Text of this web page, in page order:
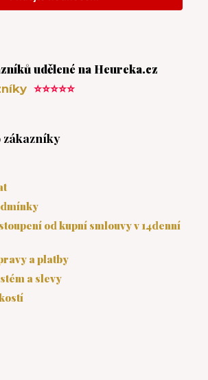
udělené na Heureka.cz
⭐⭐⭐⭐⭐
od kupní smlouvy v 14denní
a platby
a slevy